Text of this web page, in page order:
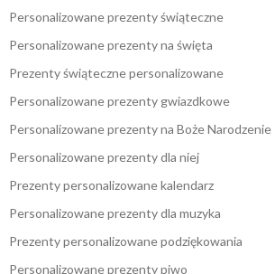
Personalizowane prezenty świąteczne
Personalizowane prezenty na święta
Prezenty świąteczne personalizowane
Personalizowane prezenty gwiazdkowe
Personalizowane prezenty na Boże Narodzenie
Personalizowane prezenty dla niej
Prezenty personalizowane kalendarz
Personalizowane prezenty dla muzyka
Prezenty personalizowane podziękowania
Personalizowane prezenty piwo